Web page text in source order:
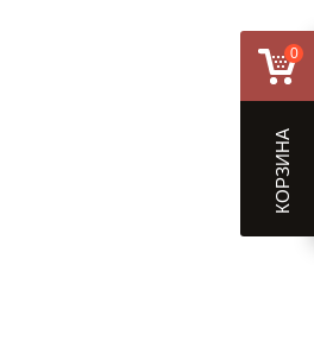
0
КОРЗИНА